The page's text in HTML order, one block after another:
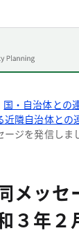
国・自治体との
近隣自治体との
ージを発信しま
メッセ
３年２